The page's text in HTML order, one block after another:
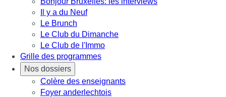
Il y a du Neuf
Le Brunch
Le Club du Dimanche
Le Club de l'Immo
Grille des programmes
Nos dossiers
Colère des enseignants
Foyer anderlechtois